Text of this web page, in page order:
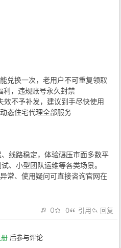
兑换一次，老用户不可重复领取
利，违规账号永久封禁
效不予补发，建议到手尽快使用
态住宅代理全部服务
线路稳定，体验碾压市面多数平
、小型团队运维等各类场景。
常、使用疑问可直接咨询官网在
0 0 引用 回复
后参与评论